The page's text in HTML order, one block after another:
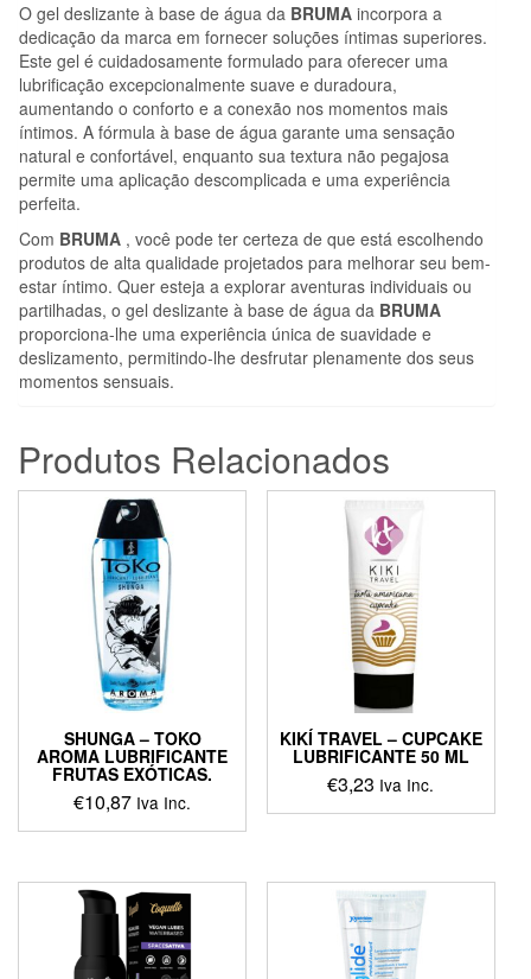
O gel deslizante à base de água da BRUMA incorpora a
dedicação da marca em fornecer soluções íntimas superiores.
Este gel é cuidadosamente formulado para oferecer uma
lubrificação excepcionalmente suave e duradoura,
aumentando o conforto e a conexão nos momentos mais
íntimos. A fórmula à base de água garante uma sensação
natural e confortável, enquanto sua textura não pegajosa
permite uma aplicação descomplicada e uma experiência
perfeita.
Com BRUMA , você pode ter certeza de que está escolhendo
produtos de alta qualidade projetados para melhorar seu bem-
estar íntimo. Quer esteja a explorar aventuras individuais ou
partilhadas, o gel deslizante à base de água da BRUMA
proporciona-lhe uma experiência única de suavidade e
deslizamento, permitindo-lhe desfrutar plenamente dos seus
momentos sensuais.
Produtos Relacionados
SHUNGA – TOKO
AROMA LUBRIFICANTE
FRUTAS EXÓTICAS.
€10,87 Iva Inc.
KIKÍ TRAVEL – CUPCAKE
LUBRIFICANTE 50 ML
€3,23 Iva Inc.